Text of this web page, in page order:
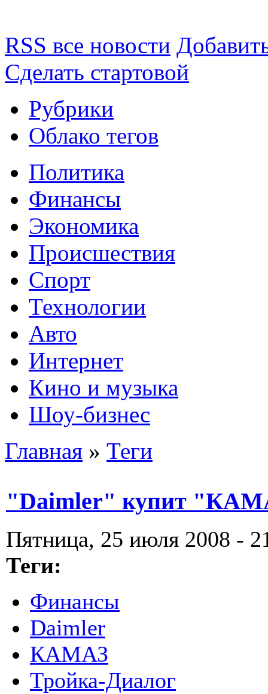
RSS все новости
Сделать стартовой
Рубрики
Облако тегов
Политика
Финансы
Экономика
Происшествия
Спорт
Технологии
Авто
Интернет
Кино и музыка
Шоу-бизнес
Главная » Теги
"Daimler" купит
Пятница, 25 июля 2008 -
Теги:
Финансы
Daimler
КАМАЗ
Тройка-Диалог